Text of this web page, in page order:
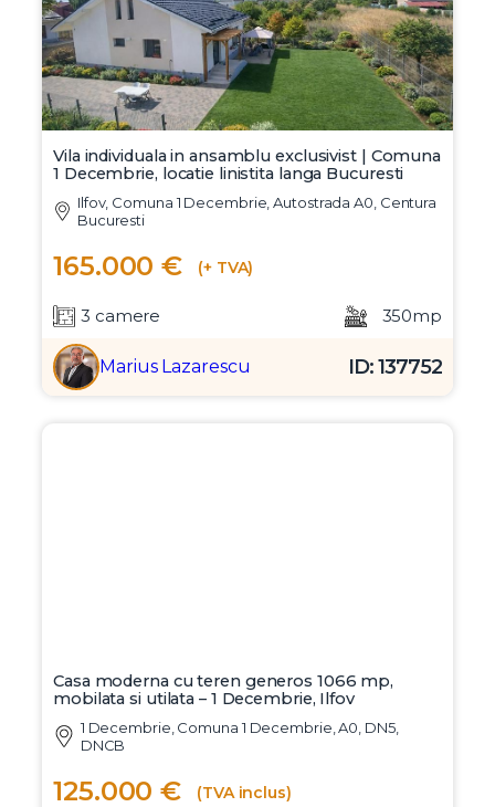
Vila individuala in ansamblu exclusivist | Comuna
1 Decembrie, locatie linistita langa Bucuresti
Ilfov, Comuna 1 Decembrie, Autostrada A0, Centura
Bucuresti
165.000 € (+ TVA)
3 camere 350mp
Marius Lazarescu ID: 137752
Casa moderna cu teren generos 1066 mp,
mobilata si utilata – 1 Decembrie, Ilfov
1 Decembrie, Comuna 1 Decembrie, A0, DN5,
DNCB
125.000 € (TVA inclus)